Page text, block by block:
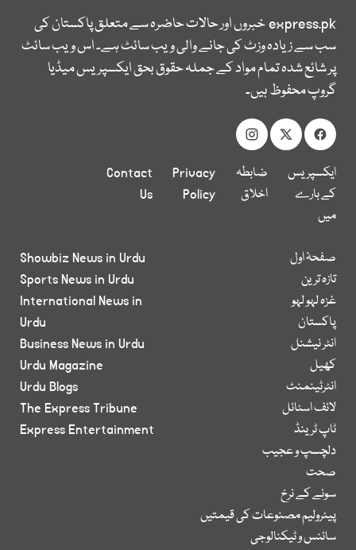
express.pkخبروں اور حالات حاضرہ سے متعلق پاکستان کی
سب سے زیادہ وزٹ کی جانے والی ویب سائٹ ہے۔ اس ویب سائٹ
پر شائع شدہ تمام مواد کے جملہ حقوق بحق ایکسپریس میڈیا
گروپ محفوظ ہیں۔
ایکسپریس
کے بارے
میں
ضابطہ
اخلاق
Privacy
Policy
Contact
Us
صفحۂ اول
تازہ ترین
غزہ لہو لہو
پاکستان
انٹر نیشنل
کھیل
انٹرٹینمنٹ
لائف اسٹائل
ٹاپ ٹرینڈ
دلچسپ و عجیب
صحت
سونے کے نرخ
پیٹرولیم مصنوعات کی قیمتیں
سائنس و ٹیکنالوجی
Showbiz News in Urdu
Sports News in Urdu
International News in
Urdu
Business News in Urdu
Urdu Magazine
Urdu Blogs
The Express Tribune
Express Entertainment